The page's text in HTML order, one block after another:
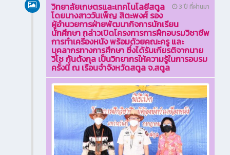
3 ปี ที่ผ่านมา
วิทยาลัยเกษตรและเทคโนโลยีสตูล
โดยนางสาววันเพ็ญ สิตะพงศ์ รอง
ผู้อำนวยการฝ่ายพัฒนากิจการนักเรียน
นักศึกษา กล่าวเปิดโครงการการฝึกอบรมวิชาชีพ
การทำเครื่องหนัง พร้อมด้วยคณะครู และ
บุคลากรทางการศึกษา ซึ่งได้รับเกียรติจากนาย
วิโช กันตังกุล เป็นวิทยากรให้ความรู้ในการอบรม
ครั้งนี้ ณ เรือนจำจังหวัดสตูล จ.สตูล